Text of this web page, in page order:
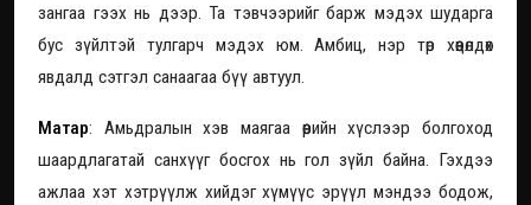
зангаа гээх нь дээр. Та тэвчээрийг барж мэдэх шударга
бус зүйлтэй тулгарч мэдэх юм. Амбиц, нэр төр хөөцөлдөх
явдалд сэтгэл санаагаа бүү автуул.
Матар: Амьдралын хэв маягаа өөрийн хүслээр болгоход
шаардлагатай санхүүг босгох нь гол зүйл байна. Гэхдээ
ажлаа хэт хэтрүүлж хийдэг хүмүүс эрүүл мэндээ бодож,